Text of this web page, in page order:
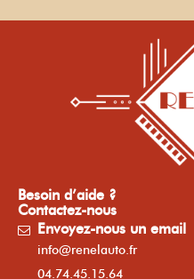
Besoin d’aide ?
Contactez-nous
Envoyez-nous un email
info@renelauto.fr
04.74.45.15.64